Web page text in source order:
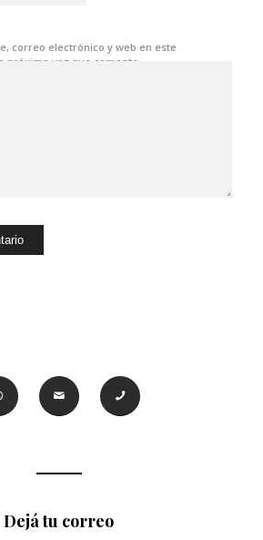
correo electrónico y web en este
próxima vez que comente.
Dejá tu correo